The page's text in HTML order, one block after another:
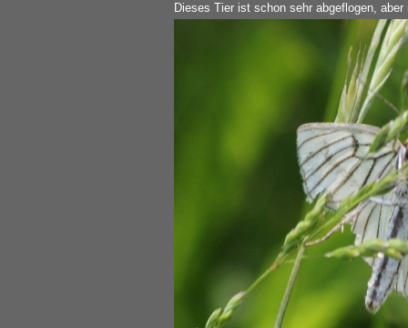
Dieses Tier ist schon sehr abgeflogen,